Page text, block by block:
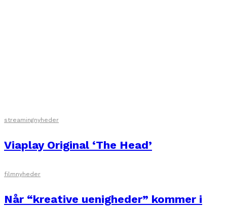
streamingnyheder
Viaplay Original ‘The Head’
filmnyheder
Når “kreative uenigheder” kommer i